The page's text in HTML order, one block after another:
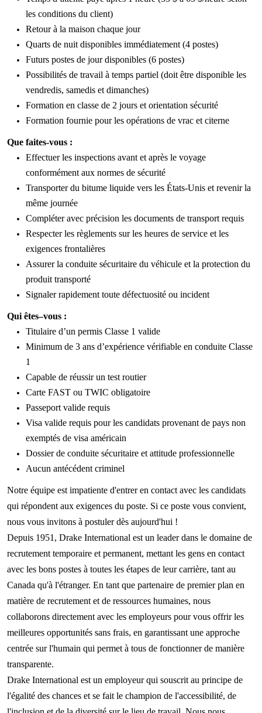
les conditions du client)
Retour à la maison chaque jour
Quarts de nuit disponibles immédiatement (4 postes)
Futurs postes de jour disponibles (6 postes)
Possibilités de travail à temps partiel (doit être disponible les
vendredis, samedis et dimanches)
Formation en classe de 2 jours et orientation sécurité
Formation fournie pour les opérations de vrac et citerne
Que faites-vous :
Effectuer les inspections avant et après le voyage
conformément aux normes de sécurité
Transporter du bitume liquide vers les États-Unis et revenir la
même journée
Compléter avec précision les documents de transport requis
Respecter les règlements sur les heures de service et les
exigences frontalières
Assurer la conduite sécuritaire du véhicule et la protection du
produit transporté
Signaler rapidement toute défectuosité ou incident
Qui êtes–vous :
Titulaire d’un permis Classe 1 valide
Minimum de 3 ans d’expérience vérifiable en conduite Classe
1
Capable de réussir un test routier
Carte FAST ou TWIC obligatoire
Passeport valide requis
Visa valide requis pour les candidats provenant de pays non
exemptés de visa américain
Dossier de conduite sécuritaire et attitude professionnelle
Aucun antécédent criminel
Notre équipe est impatiente d'entrer en contact avec les candidats
qui répondent aux exigences du poste. Si ce poste vous convient,
nous vous invitons à postuler dès aujourd'hui !
Depuis 1951, Drake International est un leader dans le domaine de
recrutement temporaire et permanent, mettant les gens en contact
avec les bons postes à toutes les étapes de leur carrière, tant au
Canada qu'à l'étranger. En tant que partenaire de premier plan en
matière de recrutement et de ressources humaines, nous
collaborons directement avec les employeurs pour vous offrir les
meilleures opportunités sans frais, en garantissant une approche
centrée sur l'humain qui permet à tous de fonctionner de manière
transparente.
Drake International est un employeur qui souscrit au principe de
l'égalité des chances et se fait le champion de l'accessibilité, de